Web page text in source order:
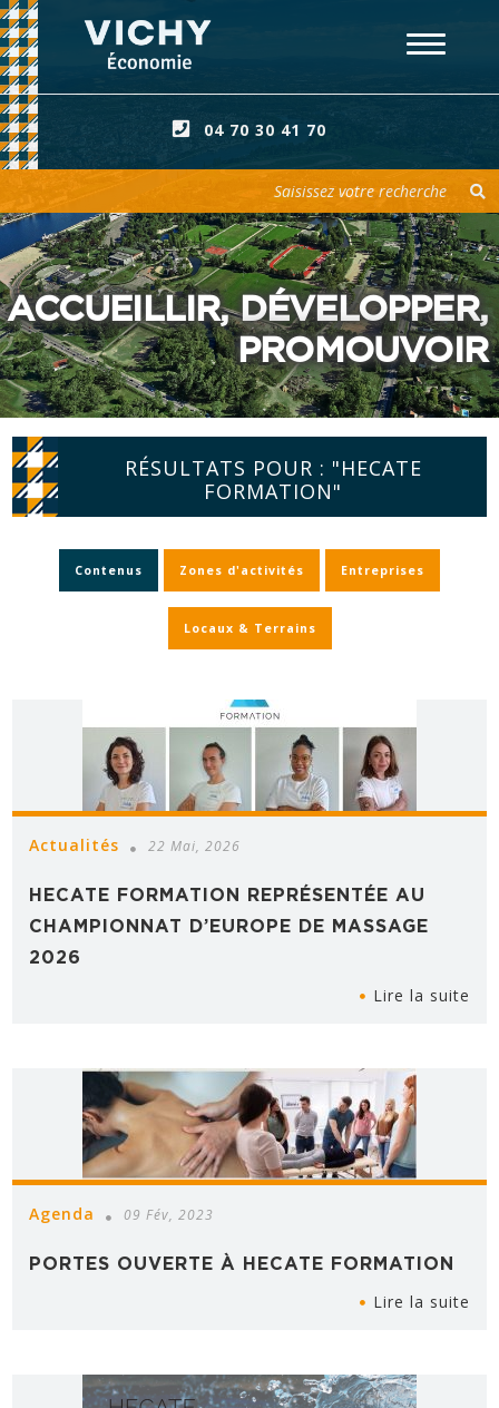
04 70 30 41 70
ACCUEILLIR, DÉVELOPPER,
PROMOUVOIR
RÉSULTATS POUR : "HECATE
FORMATION"
Contenus Zones d'activités Entreprises
Locaux & Terrains
Actualités 22 Mai, 2026
HECATE FORMATION REPRÉSENTÉE AU
CHAMPIONNAT D’EUROPE DE MASSAGE
2026
Lire la suite
Agenda 09 Fév, 2023
PORTES OUVERTE À HECATE FORMATION
Lire la suite